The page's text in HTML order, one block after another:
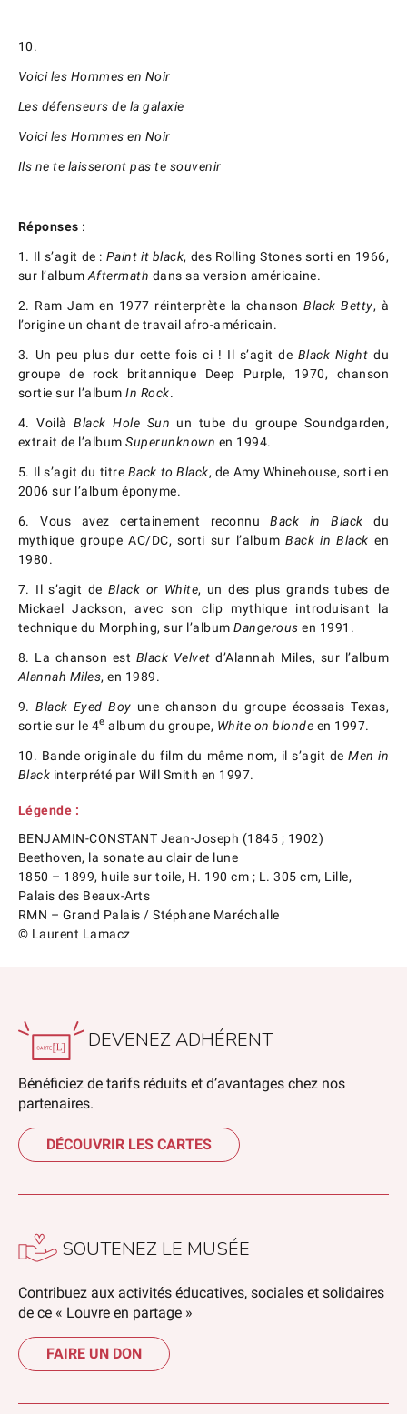
10.
Voici les Hommes en Noir
Les défenseurs de la galaxie
Voici les Hommes en Noir
Ils ne te laisseront pas te souvenir
Réponses :
1. Il s’agit de : Paint it black, des Rolling Stones sorti en 1966,
sur l’album Aftermath dans sa version américaine.
2. Ram Jam en 1977 réinterprète la chansonBlack Betty, à
l’origine un chant de travail afro-américain.
3. Un peu plus dur cette fois ci ! Il s’agit de Black Nightdu
groupe de rock britannique Deep Purple, 1970, chanson
sortie sur l’albumIn Rock.
4. VoilàBlack Hole Sun un tube du groupe Soundgarden,
extrait de l’albumSuperunknown en 1994.
5. Il s’agit du titre Back to Black, de Amy Whinehouse, sorti en
2006 sur l’album éponyme.
6. Vous avez certainement reconnuBack in Black du
mythique groupe AC/DC, sorti sur l’albumBack in Blacken
1980.
7. Il s’agit de Black or White, un des plus grands tubes de
Mickael Jackson, avec son clip mythique introduisant la
technique du Morphing, sur l’albumDangerous en 1991.
8. La chanson est Black Velvet d’Alannah Miles, sur l’album
Alannah Miles, en 1989.
9.Black Eyed Boy une chanson du groupe écossais Texas,
sortie sur le 4e album du groupe, White on blonde en 1997.
10. Bande originale du film du même nom, il s’agit deMen in
Black interprété par Will Smith en 1997.
Légende :
BENJAMIN-CONSTANT Jean-Joseph (1845 ; 1902)
Beethoven, la sonate au clair de lune
1850 – 1899, huile sur toile, H. 190 cm ; L. 305 cm, Lille,
Palais des Beaux-Arts
RMN – Grand Palais / Stéphane Maréchalle
© Laurent Lamacz
DEVENEZ ADHÉRENT
Bénéficiez de tarifs réduits et d’avantages chez nos
partenaires.
DÉCOUVRIR LES CARTES
SOUTENEZ LE MUSÉE
Contribuez aux activités éducatives, sociales et solidaires
de ce « Louvre en partage »
FAIRE UN DON